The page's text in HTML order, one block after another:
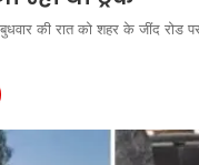
बुधवार की रात को शहर के जींद रोड